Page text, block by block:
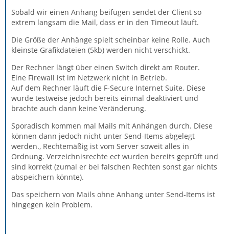
Sobald wir einen Anhang beifügen sendet der Client so
extrem langsam die Mail, dass er in den Timeout läuft.
Die Größe der Anhänge spielt scheinbar keine Rolle. Auch
kleinste Grafikdateien (5kb) werden nicht verschickt.
Der Rechner längt über einen Switch direkt am Router.
Eine Firewall ist im Netzwerk nicht in Betrieb.
Auf dem Rechner läuft die F-Secure Internet Suite. Diese
wurde testweise jedoch bereits einmal deaktiviert und
brachte auch dann keine Veränderung.
Sporadisch kommen mal Mails mit Anhängen durch. Diese
können dann jedoch nicht unter Send-Items abgelegt
werden., Rechtemäßig ist vom Server soweit alles in
Ordnung. Verzeichnisrechte ect wurden bereits geprüft und
sind korrekt (zumal er bei falschen Rechten sonst gar nichts
abspeichern könnte).
Das speichern von Mails ohne Anhang unter Send-Items ist
hingegen kein Problem.